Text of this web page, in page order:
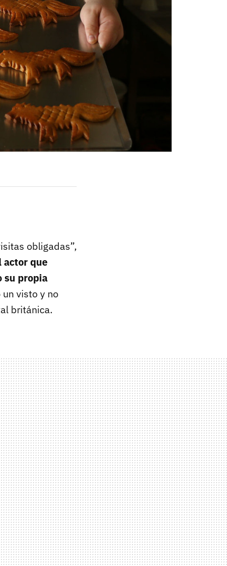
obligadas”,
actor que
su propia
visto y no
británica.